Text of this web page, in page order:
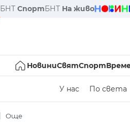
БНТ СпортБНТ На живо
НовиниСвятСпорт
У нас По света
Още